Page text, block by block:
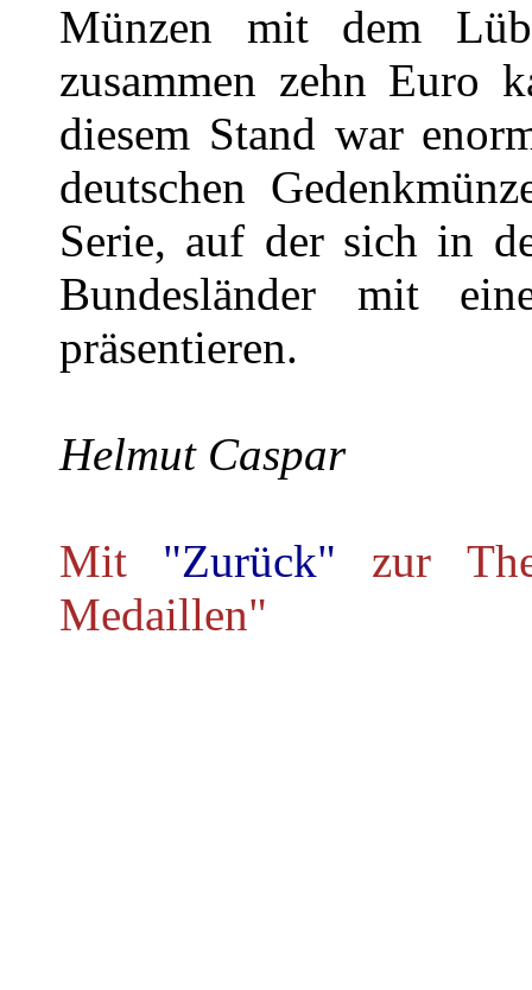
Münzen mit dem
zusammen zehn Euro
diesem Stand war
deutschen
Serie, auf der sich in
Bundesländer mit
präsentieren.
Helmut Caspar
Mit "Zurück" zur
Medaillen"